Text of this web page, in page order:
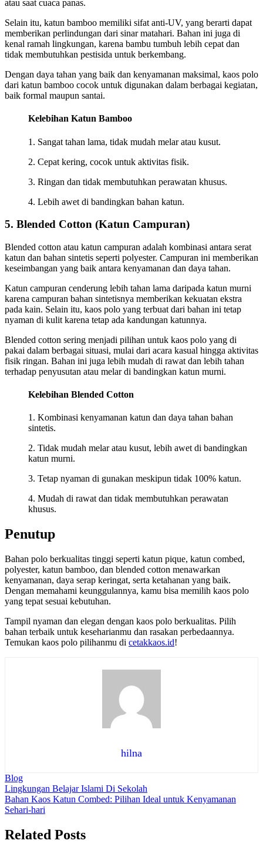
atau saat cuaca panas.
Selain itu, katun bamboo memiliki sifat anti-UV, yang berarti dapat
memberikan perlindungan dari sinar matahari. Bahan ini juga di
kenal ramah lingkungan, karena bambu tumbuh lebih cepat dan
tidak membutuhkan pestisida untuk berkembang.
Dengan daya tahan yang baik dan kenyamanan maksimal, kaos polo
dari katun bamboo cocok untuk digunakan dalam berbagai kegiatan,
baik formal maupun santai.
Kelebihan Katun Bamboo
1. Sangat tahan lama, tidak mudah melar atau kusut.
2. Cepat kering, cocok untuk aktivitas fisik.
3. Ringan dan tidak membutuhkan perawatan khusus.
4. Lebih awet di bandingkan bahan katun.
5. Blended Cotton (Katun Campuran)
Blended cotton atau katun campuran adalah kombinasi antara serat
katun dan bahan sintetis seperti polyester. Campuran ini memberikan
keseimbangan yang baik antara kenyamanan dan daya tahan.
Katun campuran cenderung lebih tahan lama daripada katun murni
karena campuran bahan sintetisnya memberikan kekuatan ekstra
pada kain. Selain itu, kaos polo yang terbuat dari bahan ini tetap
nyaman di kulit karena tetap ada kandungan katunnya.
Blended cotton sering menjadi pilihan untuk kaos polo yang di
pakai dalam berbagai situasi, mulai dari acara kasual hingga aktivitas
fisik ringan. Bahan ini juga lebih mudah di rawat dan lebih tahan
terhadap penyusutan atau melar di bandingkan katun murni.
Kelebihan Blended Cotton
1. Kombinasi kenyamanan katun dan daya tahan bahan
sintetis.
2. Tidak mudah melar atau kusut, lebih awet di bandingkan
katun murni.
3. Tetap nyaman di gunakan meskipun tidak 100% katun.
4. Mudah di rawat dan tidak membutuhkan perawatan
khusus.
Penutup
Bahan polo berkualitas tinggi seperti katun pique, katun combed,
polyester, katun bamboo, dan blended cotton menawarkan
kenyamanan, daya serap keringat, serta ketahanan yang baik.
Dengan memahami keunggulannya, kamu bisa memilih kaos polo
yang tepat sesuai kebutuhan.
Tampil nyaman dan elegan dengan kaos polo berkualitas. Pilih
bahan terbaik untuk keseharianmu dan rasakan perbedaannya.
Temukan kaos polo pilihanmu di cetakkaos.id!
hilna
Blog
Navigasi
pos
Lingkungan Belajar Islami Di Sekolah
Bahan Kaos Katun Combed: Pilihan Ideal untuk Kenyamanan
Sehari-hari
Related Posts